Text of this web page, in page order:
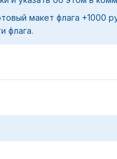
макет флага +1000
флага.